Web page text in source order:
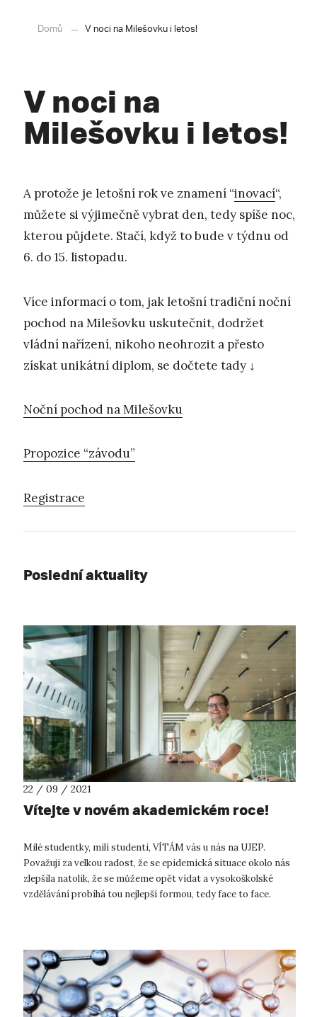
Domů V noci na Milešovku i letos!
V noci na
Milešovku i letos!
A protože je letošní rok ve znamení “inovací“,
můžete si výjimečně vybrat den, tedy spíše noc,
kterou půjdete. Stačí, když to bude v týdnu od
6. do 15. listopadu.
Více informací o tom, jak letošní tradiční noční
pochod na Milešovku uskutečnit, dodržet
vládní nařízení, nikoho neohrozit a přesto
získat unikátní diplom, se dočtete tady ↓
Noční pochod na Milešovku
Propozice “závodu”
Registrace
Poslední aktuality
22 / 09 / 2021
Vítejte v novém akademickém roce!
Milé studentky, milí studenti, VÍTÁM vás u nás na UJEP.
Považuji za velkou radost, že se epidemická situace okolo nás
zlepšila natolik, že se můžeme opět vídat a vysokoškolské
vzdělávání probíhá tou nejlepší formou, tedy face to face.